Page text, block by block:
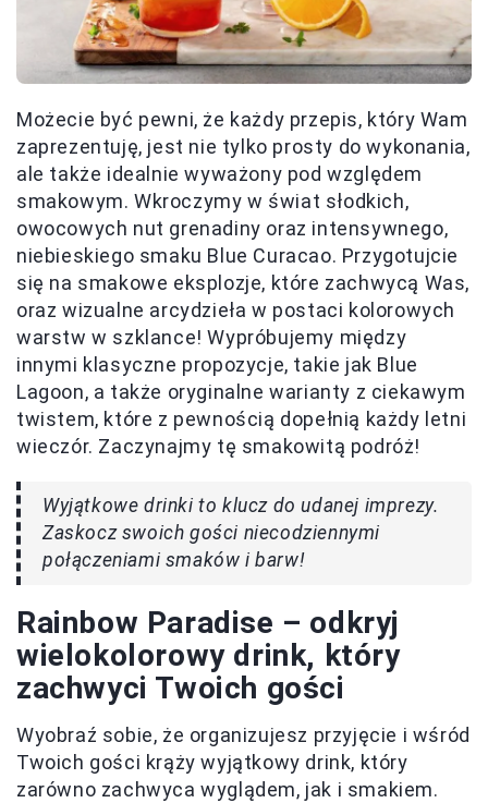
Możecie być pewni, że każdy przepis, który Wam
zaprezentuję, jest nie tylko prosty do wykonania,
ale także idealnie wyważony pod względem
smakowym. Wkroczymy w świat słodkich,
owocowych nut grenadiny oraz intensywnego,
niebieskiego smaku Blue Curacao. Przygotujcie
się na smakowe eksplozje, które zachwycą Was,
oraz wizualne arcydzieła w postaci kolorowych
warstw w szklance! Wypróbujemy między
innymi klasyczne propozycje, takie jak Blue
Lagoon, a także oryginalne warianty z ciekawym
twistem, które z pewnością dopełnią każdy letni
wieczór. Zaczynajmy tę smakowitą podróż!
Wyjątkowe drinki to klucz do udanej imprezy.
Zaskocz swoich gości niecodziennymi
połączeniami smaków i barw!
Rainbow Paradise – odkryj
wielokolorowy drink, który
zachwyci Twoich gości
Wyobraź sobie, że organizujesz przyjęcie i wśród
Twoich gości krąży wyjątkowy drink, który
zarówno zachwyca wyglądem, jak i smakiem.